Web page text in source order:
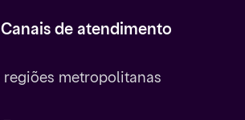
Canais de atendimento
regiões metropolitanas